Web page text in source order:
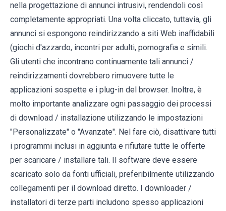
nella progettazione di annunci intrusivi, rendendoli così
completamente appropriati. Una volta cliccato, tuttavia, gli
annunci si espongono reindirizzando a siti Web inaffidabili
(giochi d'azzardo, incontri per adulti, pornografia e simili.
Gli utenti che incontrano continuamente tali annunci /
reindirizzamenti dovrebbero rimuovere tutte le
applicazioni sospette e i plug-in del browser. Inoltre, è
molto importante analizzare ogni passaggio dei processi
di download / installazione utilizzando le impostazioni
"Personalizzate" o "Avanzate". Nel fare ciò, disattivare tutti
i programmi inclusi in aggiunta e rifiutare tutte le offerte
per scaricare / installare tali. Il software deve essere
scaricato solo da fonti ufficiali, preferibilmente utilizzando
collegamenti per il download diretto. I downloader /
installatori di terze parti includono spesso applicazioni